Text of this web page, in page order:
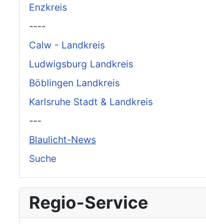
Enzkreis
----
Calw - Landkreis
Ludwigsburg Landkreis
Böblingen Landkreis
Karlsruhe Stadt & Landkreis
---
Blaulicht-News
Suche
Regio-Service